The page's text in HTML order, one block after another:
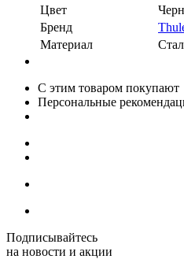
Цвет
Бренд
Материал
С этим товаром покупают
Персональные
Подписывайтесь
на новости и акции